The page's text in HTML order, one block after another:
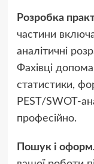
Розробка
частини
аналітичні
Фахівці
статистики,
PEST/SWOT-
професійно.
Пошук і